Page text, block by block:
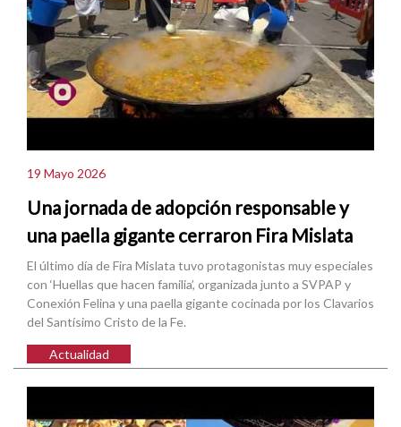
19 Mayo 2026
Una jornada de adopción responsable y
una paella gigante cerraron Fira Mislata
El último día de Fira Mislata tuvo protagonistas muy especiales
con ‘Huellas que hacen familia’, organizada junto a SVPAP y
Conexión Felina y una paella gigante cocinada por los Clavarios
del Santísimo Cristo de la Fe.
Actualidad